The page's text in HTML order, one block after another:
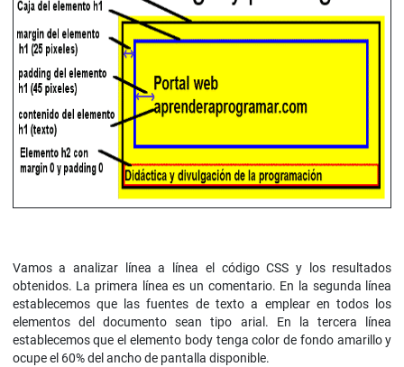
Vamos a analizar línea a línea el código CSS y los resultados
obtenidos. La primera línea es un comentario. En la segunda línea
establecemos que las fuentes de texto a emplear en todos los
elementos del documento sean tipo arial. En la tercera línea
establecemos que el elemento body tenga color de fondo amarillo y
ocupe el 60% del ancho de pantalla disponible.